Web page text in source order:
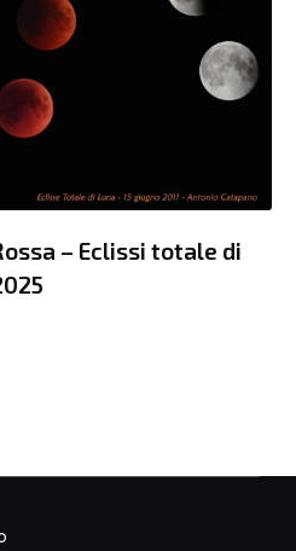
– Eclissi totale di